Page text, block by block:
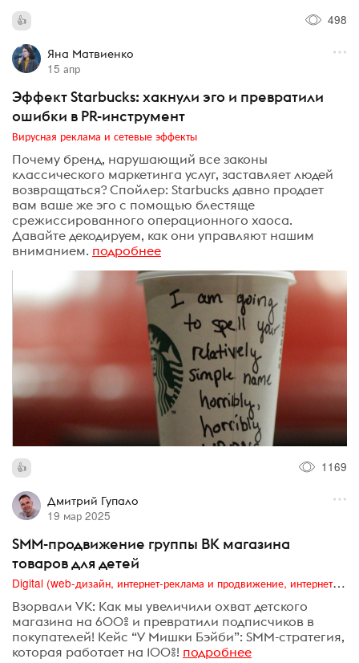
498
Яна Матвиенко
15 апр
Эффект Starbucks: хакнули эго и превратили
ошибки в PR-инструмент
Вирусная реклама и сетевые эффекты
Почему бренд, нарушающий все законы
классического маркетинга услуг, заставляет людей
возвращаться? Спойлер: Starbucks давно продает
вам ваше же эго с помощью блестяще
срежиссированного операционного хаоса.
Давайте декодируем, как они управляют нашим
вниманием. подробнее
1169
Дмитрий Гупало
19 мар 2025
SMM-продвижение группы ВК магазина
товаров для детей
Digital (web-дизайн, интернет-реклама и продвижение, интернет-сообщества и блоги, интернет-коммуникации, мобильный маркетинг, реклама на цифровых экранах)
Взорвали VK: Как мы увеличили охват детского
магазина на 600% и превратили подписчиков в
покупателей! Кейс “У Мишки Бэйби”: SMM-стратегия,
которая работает на 100%! подробнее